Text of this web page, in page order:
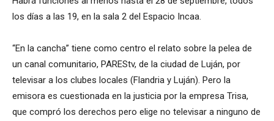
los días a las 19, en la sala 2 del Espacio Incaa.
“En la cancha” tiene como centro el relato sobre la pelea de
un canal comunitario, PAREStv, de la ciudad de Luján, por
televisar a los clubes locales (Flandria y Luján). Pero la
emisora es cuestionada en la justicia por la empresa Trisa,
que compró los derechos pero elige no televisar a ninguno de